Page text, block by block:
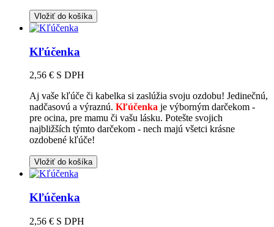
Vložiť do košíka
Kľúčenka
2,56 € S DPH
Aj vaše kľúče či kabelka si zaslúžia svoju ozdobu! Jedinečnú,
nadčasovú a výraznú. Kľúčenka je výborným darčekom -
pre ocina, pre mamu či vašu lásku. Potešte svojich
najbližších týmto darčekom - nech majú všetci krásne
ozdobené kľúče!
Vložiť do košíka
Kľúčenka
2,56 € S DPH